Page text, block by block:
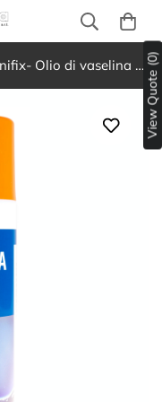
Unifix- Olio di vaselina - spray vaselina pura ad alto potere lubrificante 400Ml View Quote (0)